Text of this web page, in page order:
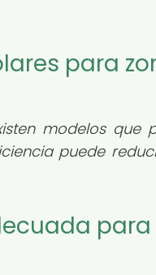
para
modelos que
puede